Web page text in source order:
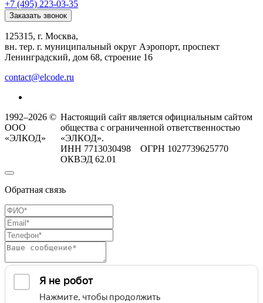
+7 (495) 223-03-35
Заказать звонок
125315, г. Москва,
вн. тер. г. муниципальный округ Аэропорт, проспект
Ленинградский, дом 68, строение 16
contact@elcode.ru
1992–2026 ©
ООО
«ЭЛКОД»
Настоящий сайт является официальным сайтом
общества с ограниченной ответственностью
«ЭЛКОД».
ИНН 7713030498 ОГРН 1027739625770
ОКВЭД 62.01
Обратная связь